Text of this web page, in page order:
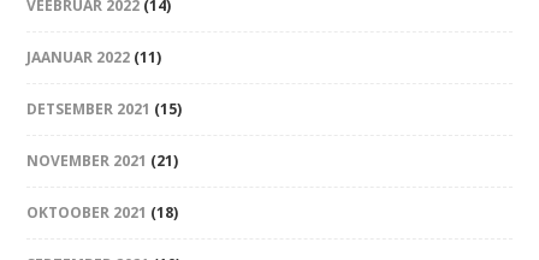
VEEBRUAR 2022 (14)
JAANUAR 2022 (11)
DETSEMBER 2021 (15)
NOVEMBER 2021 (21)
OKTOOBER 2021 (18)